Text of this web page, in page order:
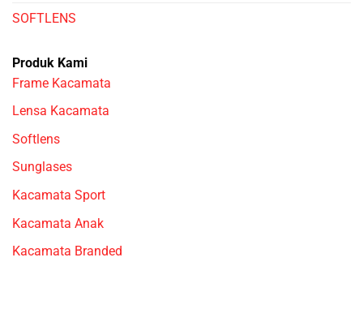
SOFTLENS
Produk Kami
Frame Kacamata
Lensa Kacamata
Softlens
Sunglases
Kacamata Sport
Kacamata Anak
Kacamata Branded